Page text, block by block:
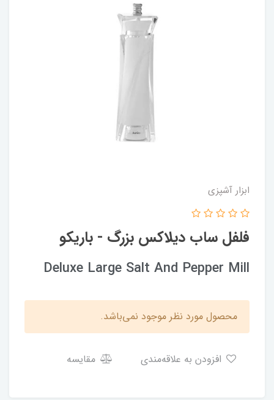
ابزار آشپزی
فلفل ساب دیلاکس بزرگ - باریکو
Deluxe Large Salt And Pepper Mill
محصول مورد نظر موجود نمی‌باشد.
مقایسه